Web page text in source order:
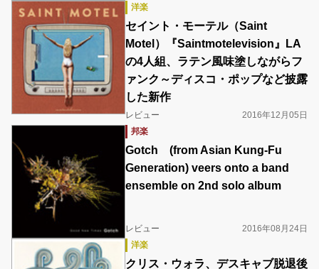
洋楽
セイント・モーテル（Saint
Motel）『Saintmotelevision』LA
の4人組、ラテン風味塗しながらフ
ァンク～ディスコ・ポップなど披露
した新作
レビュー
2016年12月05日
邦楽
Gotch (from Asian Kung-Fu
Generation) veers onto a band
ensemble on 2nd solo album
レビュー
2016年08月24日
洋楽
クリス・ウォラ、デスキャブ脱退後